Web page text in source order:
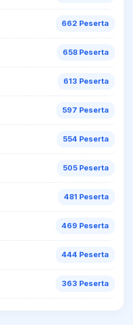
662 Peserta
658 Peserta
613 Peserta
597 Peserta
554 Peserta
505 Peserta
481 Peserta
469 Peserta
444 Peserta
363 Peserta